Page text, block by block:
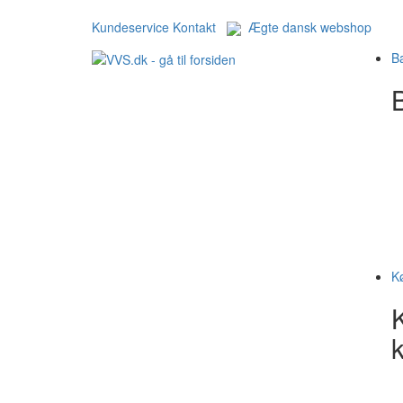
Kundeservice Kontakt
Ægte dansk webshop